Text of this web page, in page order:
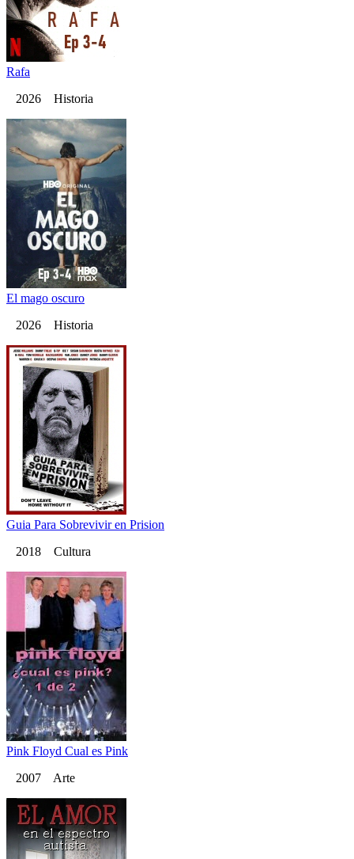
Rafa
2026 Historia
El mago oscuro
2026 Historia
Guia Para Sobrevivir en Prision
2018 Cultura
Pink Floyd Cual es Pink
2007 Arte